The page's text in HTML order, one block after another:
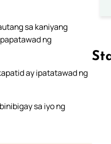
sa kaniyang
ng
ay ipatatawad ng
sa iyo ng